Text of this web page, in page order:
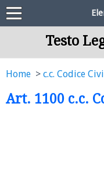
Testo
Home c.c. Codice
Art. 1100 c.c.